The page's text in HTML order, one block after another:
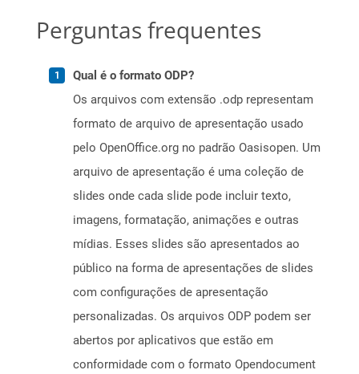
Perguntas frequentes
Qual é o formato ODP?
Os arquivos com extensão .odp representam
formato de arquivo de apresentação usado
pelo OpenOffice.org no padrão Oasisopen. Um
arquivo de apresentação é uma coleção de
slides onde cada slide pode incluir texto,
imagens, formatação, animações e outras
mídias. Esses slides são apresentados ao
público na forma de apresentações de slides
com configurações de apresentação
personalizadas. Os arquivos ODP podem ser
abertos por aplicativos que estão em
conformidade com o formato Opendocument